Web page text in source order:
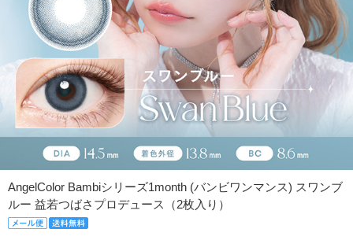
AngelColor Bambiシリーズ1month (バンビワンマンス) スワンブ
ルー 益若つばさプロデュース（2枚入り）